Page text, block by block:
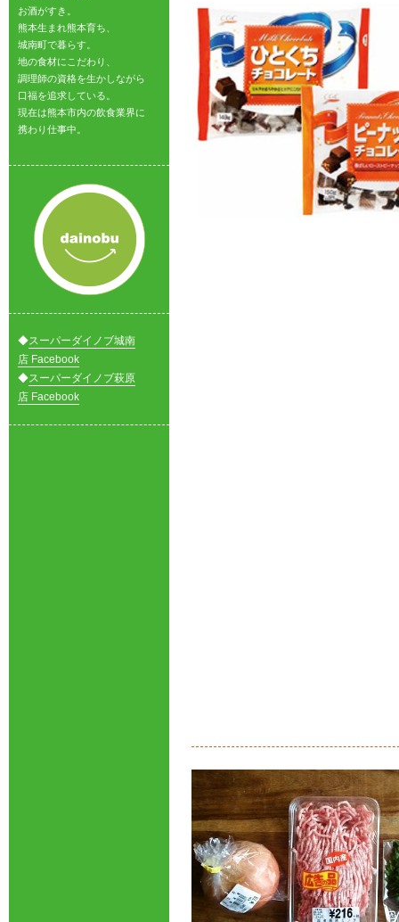
お酒がすき。
熊本生まれ熊本育ち、
城南町で暮らす。
地の食材にこだわり、
調理師の資格を生かしながら
口福を追求している。
現在は熊本市内の飲食業界に
携わり仕事中。
◆スーパーダイノブ城南
店 Facebook
◆スーパーダイノブ萩原
店 Facebook